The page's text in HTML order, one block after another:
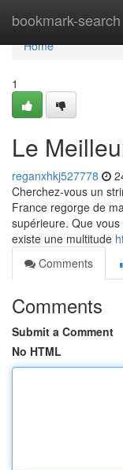
bookmark-search
Home
Home
1
Le
reganxhkj527778
Cherchez-vous un
France regorge de
supérieure. Que
existe une multitude
Comments
Comments
Submit a Comment
No HTML